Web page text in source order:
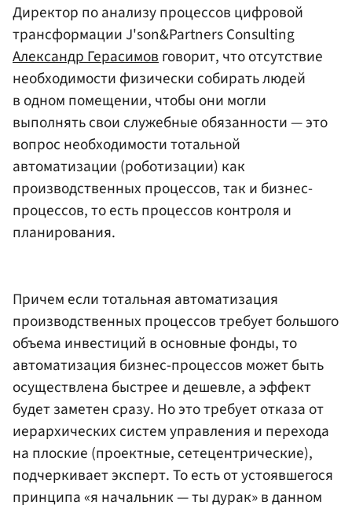
Директор по анализу процессов цифровой
трансформации J'son&Partners Consulting
Александр Герасимовговорит, что отсутствие
необходимости физически собирать людей
в одном помещении, чтобы они могли
выполнять свои служебные обязанности — это
вопрос необходимости тотальной
автоматизации (роботизации) как
производственных процессов, так и бизнес-
процессов, то есть процессов контроля и
планирования.
Причем если тотальная автоматизация
производственных процессов требует большого
объема инвестиций в основные фонды, то
автоматизация бизнес-процессов может быть
осуществлена быстрее и дешевле, а эффект
будет заметен сразу. Но это требует отказа от
иерархических систем управления и перехода
на плоские (проектные, сетецентрические),
подчеркивает эксперт. То есть от устоявшегося
принципа «я начальник — ты дурак» в данном